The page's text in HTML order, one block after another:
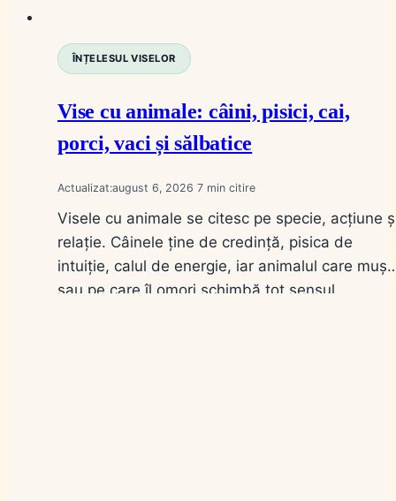
ÎNȚELESUL VISELOR
Vise cu animale: câini, pisici, cai,
porci, vaci și sălbatice
Actualizat:august 6, 2026 7
Visele cu animale se citesc pe specie, acțiune
relație. Câinele ține de credință, pisica de
intuiție, calul de energie, iar animalul care
sau pe care îl omori schimbă tot sensul.